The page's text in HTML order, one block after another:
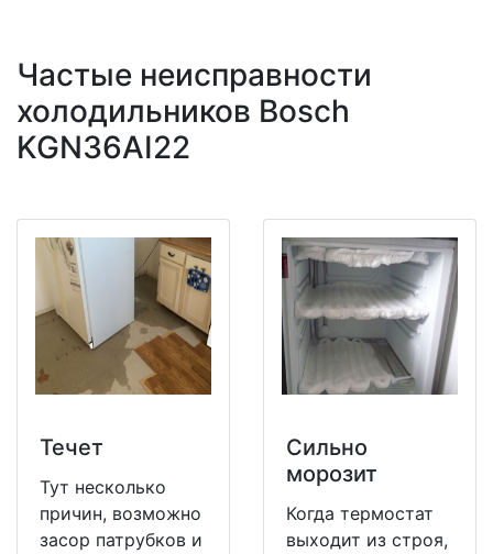
Частые неисправности
холодильников Bosch
KGN36AI22
Течет
Тут несколько
причин, возможно
засор патрубков и
Сильно
морозит
Когда термостат
выходит из строя,